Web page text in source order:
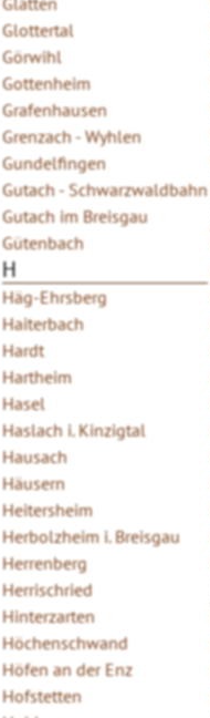
Glottertal
Görwihl
Gottenheim
Grafenhausen
Grenzach - Wyhlen
Gundelfingen
Gutach - Schwarzwaldbahn
Gutach im Breisgau
Gütenbach
H
Häg-Ehrsberg
Haiterbach
Hardt
Hartheim
Hasel
Haslach i. Kinzigtal
Hausach
Häusern
Heitersheim
Herbolzheim i. Breisgau
Herrenberg
Herrischried
Hinterzarten
Höchenschwand
Höfen an der Enz
Hofstetten